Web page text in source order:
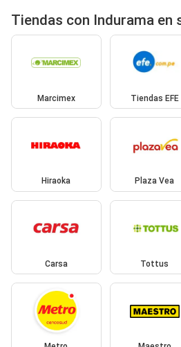
Tiendas con Indurama en
Marcimex Tiendas EFE
Hiraoka Plaza Vea
Carsa Tottus